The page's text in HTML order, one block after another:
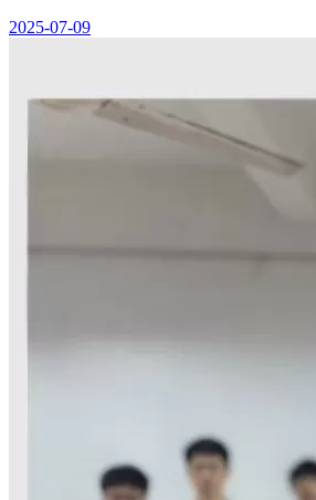
2025-07-09